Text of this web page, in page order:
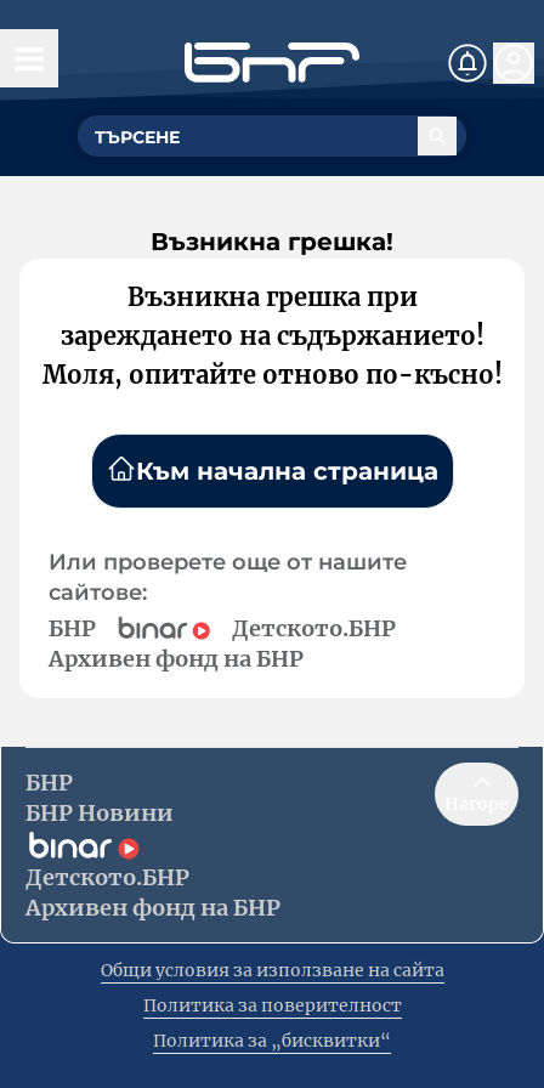
Възникна грешка!
Възникна грешка при
зареждането на съдържанието!
Моля, опитайте отново по-късно!
Към начална страница
Или проверете още от нашите
сайтове:
БНР
Детското.БНР
Архивен фонд на БНР
БНР
БНР Новини
Детското.БНР
Архивен фонд на БНР
Общи условия за използване на сайта
Политика за поверителност
Политика за „бисквитки“